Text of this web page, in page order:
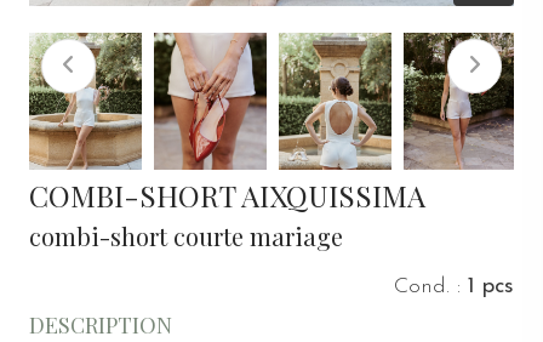
COMBI-SHORT AIXQUISSIMA
combi-short courte mariage
Cond. : 1 pcs
DESCRIPTION